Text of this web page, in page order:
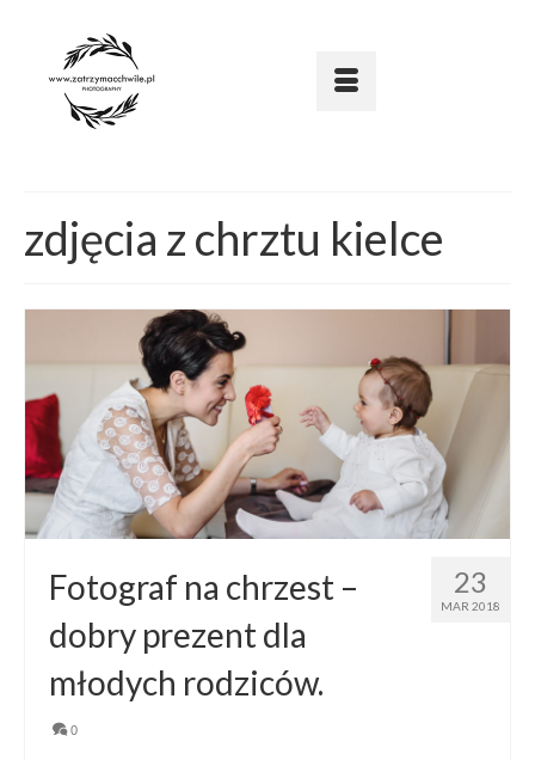
zdjęcia z chrztu kielce
23
MAR 2018
Fotograf na chrzest –
dobry prezent dla
młodych rodziców.
0